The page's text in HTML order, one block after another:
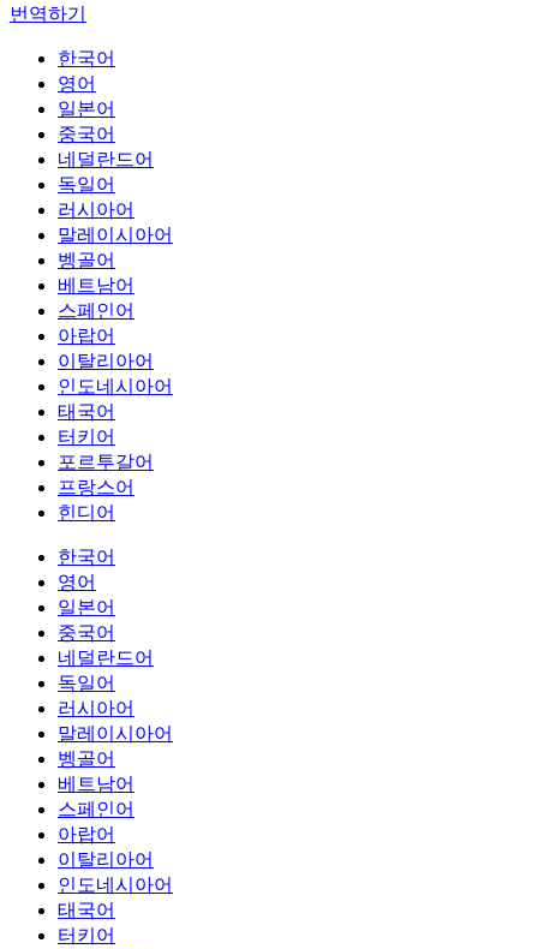
번역하기
한국어
영어
일본어
중국어
네덜란드어
독일어
러시아어
말레이시아어
벵골어
베트남어
스페인어
아랍어
이탈리아어
인도네시아어
태국어
터키어
포르투갈어
프랑스어
힌디어
한국어
영어
일본어
중국어
네덜란드어
독일어
러시아어
말레이시아어
벵골어
베트남어
스페인어
아랍어
이탈리아어
인도네시아어
태국어
터키어